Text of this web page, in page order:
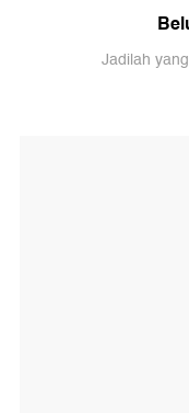
Jadilah